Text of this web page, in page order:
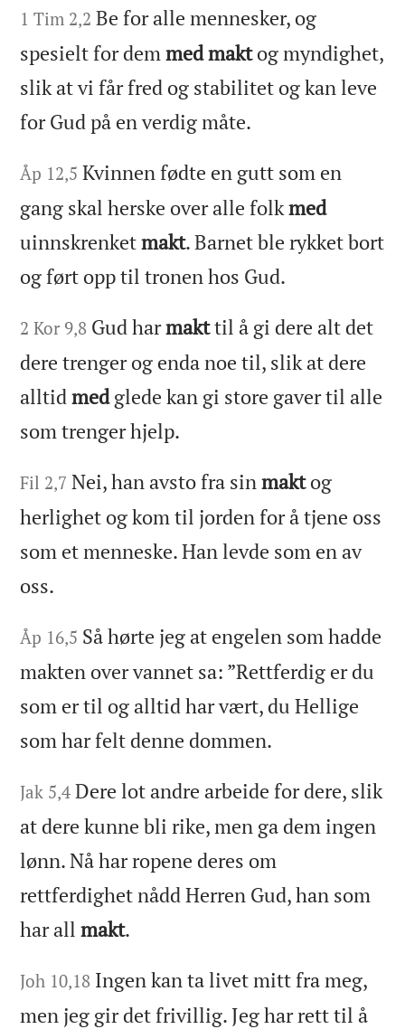
1 Tim 2,2 Be for alle mennesker, og
spesielt for demmed maktog myndighet,
slik at vi får fred og stabilitet og kan leve
for Gud på en verdig måte.
Åp 12,5 Kvinnen fødte en gutt som en
gang skal herske over alle folkmed
uinnskrenketmakt. Barnet ble rykket bort
og ført opp til tronen hos Gud.
2 Kor 9,8 Gud harmakttil å gi dere alt det
dere trenger og enda noe til, slik at dere
alltidmedglede kan gi store gaver til alle
som trenger hjelp.
Fil 2,7 Nei, han avsto fra sinmaktog
herlighet og kom til jorden for å tjene oss
som et menneske. Han levde som en av
oss.
Åp 16,5 Så hørte jeg at engelen som hadde
makten over vannet sa: ”Rettferdig er du
som er til og alltid har vært, du Hellige
som har felt denne dommen.
Jak 5,4 Dere lot andre arbeide for dere, slik
at dere kunne bli rike, men ga dem ingen
lønn. Nå har ropene deres om
rettferdighet nådd Herren Gud, han som
har allmakt.
Joh 10,18 Ingen kan ta livet mitt fra meg,
men jeg gir det frivillig. Jeg har rett til å